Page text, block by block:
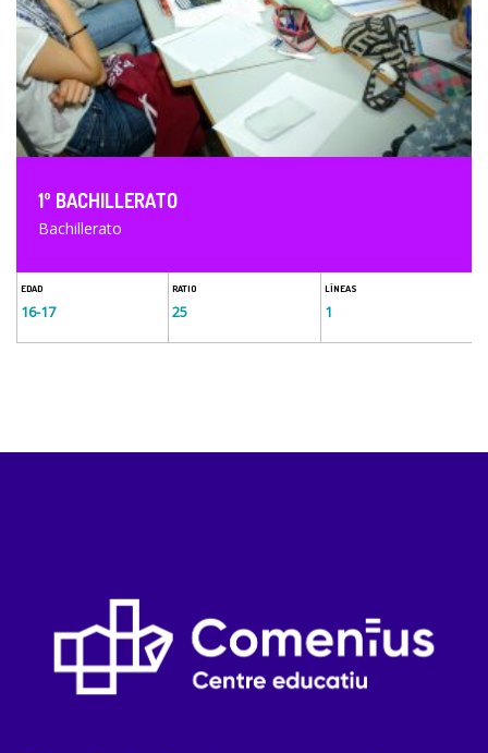
1º BACHILLERATO
Bachillerato
EDAD
16-17
RATIO
25
LÍNEAS
1